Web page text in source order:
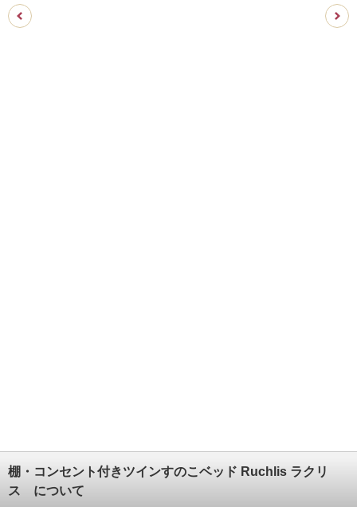
棚・コンセント付きツインすのこベッド Ruchlis ラクリ
ス について